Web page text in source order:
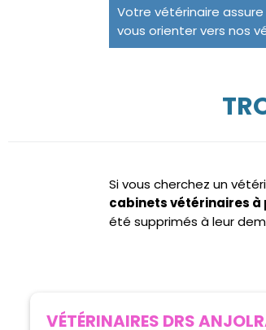
Votre vétérinaire
vous orienter vers nos
Si vous cherchez un
cabinets vétérinaires à
été supprimés à leur
VÉTÉRINAIRES DRS